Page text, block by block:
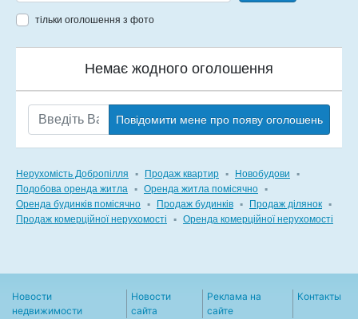
тільки оголошення з фото
Немає жодного оголошення
Повідомити мене про появу оголошень
Нерухомість Добропілля ▪ Продаж квартир ▪ Новобудови
▪
Подобова оренда житла ▪ Оренда житла помісячно ▪
Оренда будинків помісячно ▪ Продаж будинків ▪ Продаж ділянок ▪
Продаж комерційної нерухомості
▪ Оренда комерційної нерухомості
Новости
недвижимости
Новости
сайта
Реклама на
сайте
Контакты